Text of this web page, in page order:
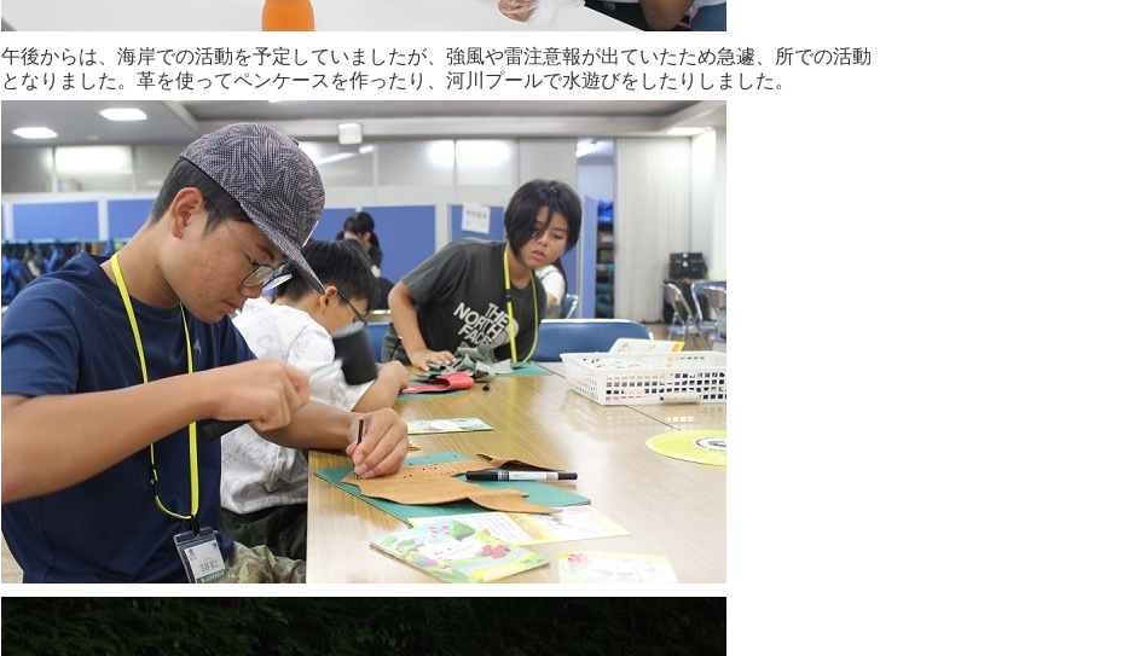
午後からは、海岸での活動を予定していましたが、強風や雷注意報が出ていたため急遽、所での活動
となりました。革を使ってペンケースを作ったり、河川プールで水遊びをしたりしました。